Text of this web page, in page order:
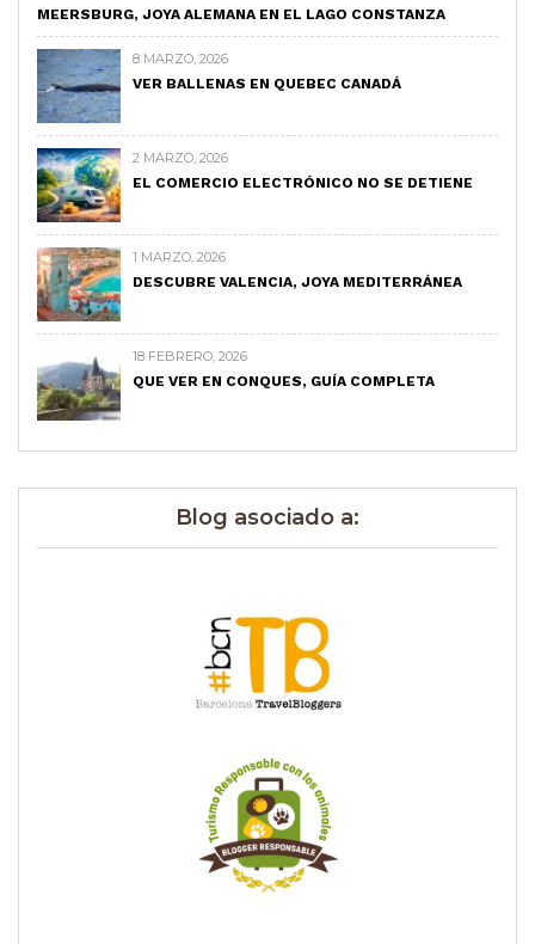
MEERSBURG, JOYA ALEMANA EN EL LAGO CONSTANZA
8 MARZO, 2026
VER BALLENAS EN QUEBEC CANADÁ
2 MARZO, 2026
EL COMERCIO ELECTRÓNICO NO SE DETIENE
1 MARZO, 2026
DESCUBRE VALENCIA, JOYA MEDITERRÁNEA
18 FEBRERO, 2026
QUE VER EN CONQUES, GUÍA COMPLETA
Blog asociado a: